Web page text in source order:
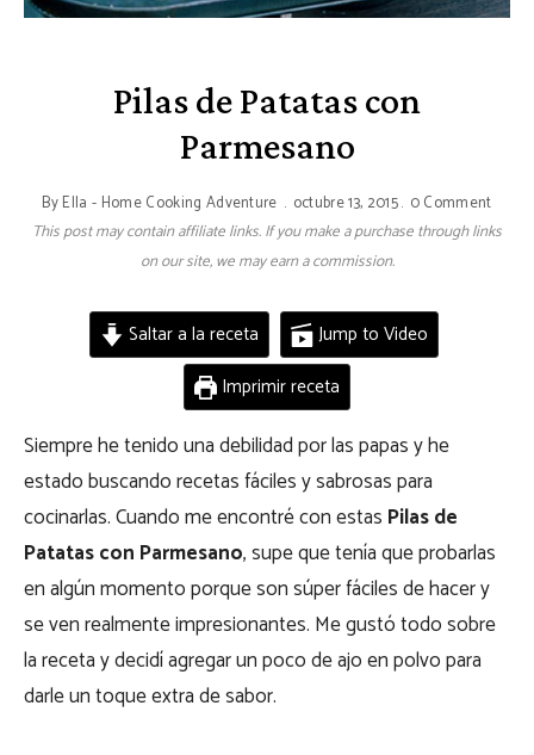
Pilas de Patatas con
Parmesano
ByElla - Home Cooking Adventure octubre 13, 2015 0 Comment
This post may contain affiliate links. If you make a purchase through links
on our site, we may earn a commission.
Saltar a la receta
Jump to Video
Imprimir receta
Siempre he tenido una debilidad por las papas y he
estado buscando recetas fáciles y sabrosas para
cocinarlas. Cuando me encontré con estas Pilas de
Patatas con Parmesano, supe que tenía que probarlas
en algún momento porque son súper fáciles de hacer y
se ven realmente impresionantes. Me gustó todo sobre
la receta y decidí agregar un poco de ajo en polvo para
darle un toque extra de sabor.